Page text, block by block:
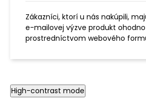
Zákazníci, ktorí u nás nakúpili,
e-mailovej výzve produkt
prostredníctvom webového
High-contrast mode